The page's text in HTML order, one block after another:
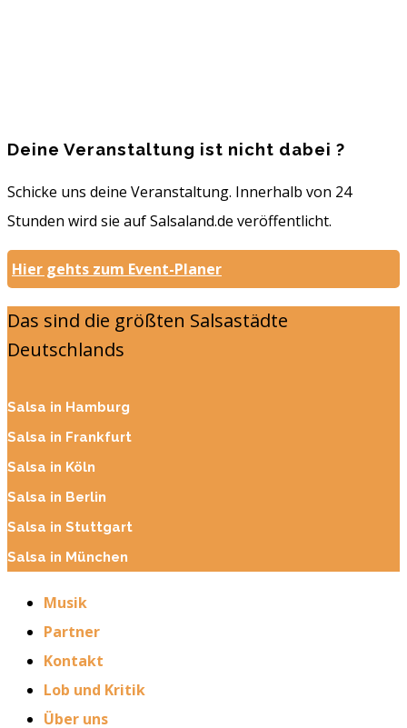
Deine Veranstaltung ist nicht dabei ?
Schicke uns deine Veranstaltung. Innerhalb von 24
Stunden wird sie auf Salsaland.de veröffentlicht.
Hier gehts zum Event-Planer
Das sind die größten Salsastädte
Deutschlands
Salsa in Hamburg
Salsa in Frankfurt
Salsa in Köln
Salsa in Berlin
Salsa in Stuttgart
Salsa in München
Musik
Partner
Kontakt
Lob und Kritik
Über uns